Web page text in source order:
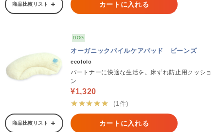
商品比較リスト カートに入れる
DOG
オーガニックパイルケアパッド ビーンズ
ecololo
パートナーに快適な生活を。床ずれ防止用クッショ
ン
¥1,320
★★★★★
(1件)
商品比較リスト カートに入れる